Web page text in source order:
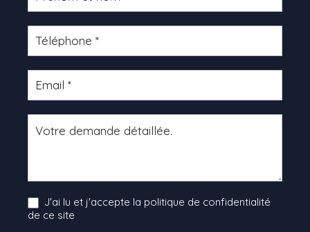
produit
J'ai lu et j'accepte la politique de confidentialité
de ce site